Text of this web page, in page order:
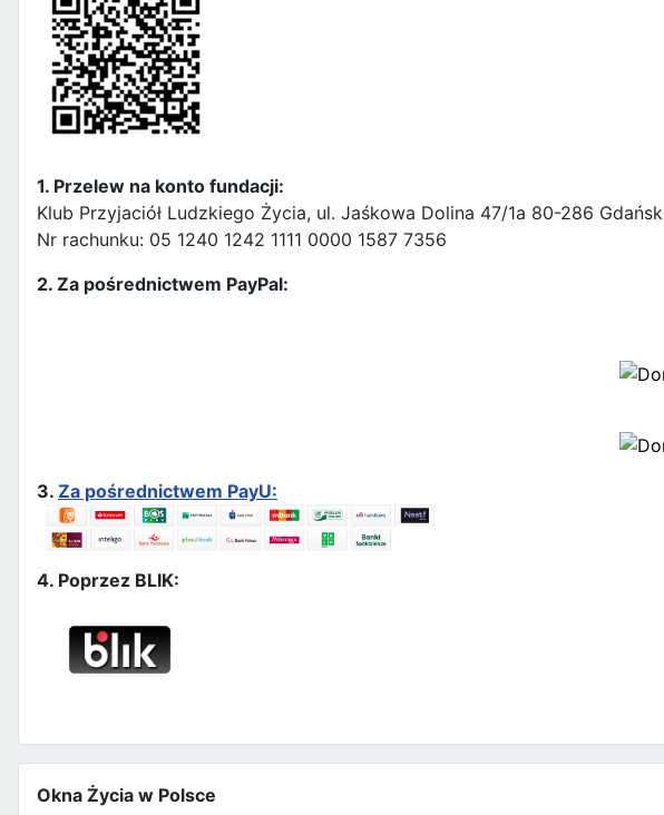
1. Przelew na konto fundacji:
Klub Przyjaciół Ludzkiego Życia, ul. Jaśkowa Dolina 47/1a 80-286 Gdańsk
Nr rachunku: 05 1240 1242 1111 0000 1587 7356
2. Za pośrednictwem PayPal:
3. Za pośrednictwem PayU:
4. Poprzez BLIK:
Okna Życia w Polsce